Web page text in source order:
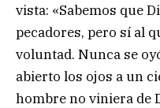
vista: «Sabemos que
pecadores, pero sí al
voluntad. Nunca se
abierto los ojos a un
hombre no viniera de